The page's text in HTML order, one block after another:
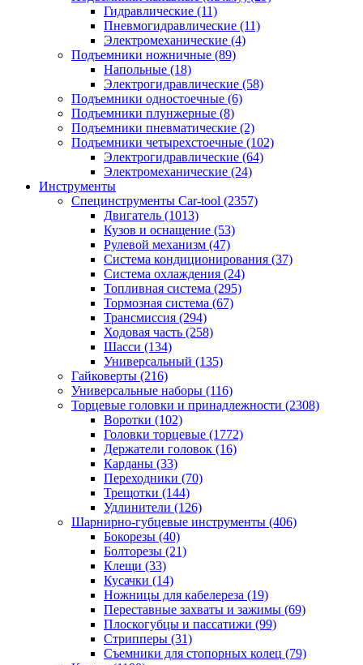
Гидравлические (11)
Пневмогидравлические (11)
Электромеханические (4)
Подъемники ножничные (89)
Напольные (18)
Электрогидравлические (58)
Подъемники одностоечные (6)
Подъемники плунжерные (8)
Подъемники пневматические (2)
Подъемники четырехстоечные (102)
Электрогидравлические (64)
Электромеханические (24)
Инструменты
Специнструменты Car-tool (2357)
Двигатель (1013)
Кузов и оснащение (53)
Рулевой механизм (47)
Система кондиционирования (37)
Система охлаждения (24)
Топливная система (295)
Тормозная система (67)
Трансмиссия (294)
Ходовая часть (258)
Шасси (134)
Универсальный (135)
Гайковерты (216)
Универсальные наборы (116)
Торцевые головки и принадлежности (2308)
Воротки (102)
Головки торцевые (1772)
Держатели головок (16)
Карданы (33)
Переходники (70)
Трещотки (144)
Удлинители (126)
Шарнирно-губцевые инструменты (406)
Бокорезы (40)
Болторезы (21)
Клещи (33)
Кусачки (14)
Ножницы для кабелереза (19)
Переставные захваты и зажимы (69)
Плоскогубцы и пассатижи (99)
Стрипперы (31)
Съемники для стопорных колец (79)